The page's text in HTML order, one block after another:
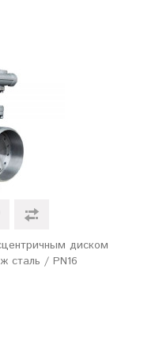
диском
сталь / PN16